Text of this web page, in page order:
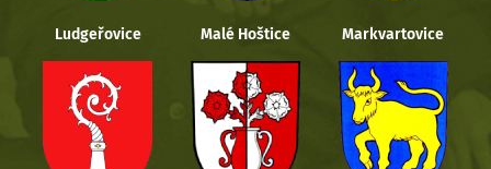
Ludgeřovice Malé Hoštice Markvartovice